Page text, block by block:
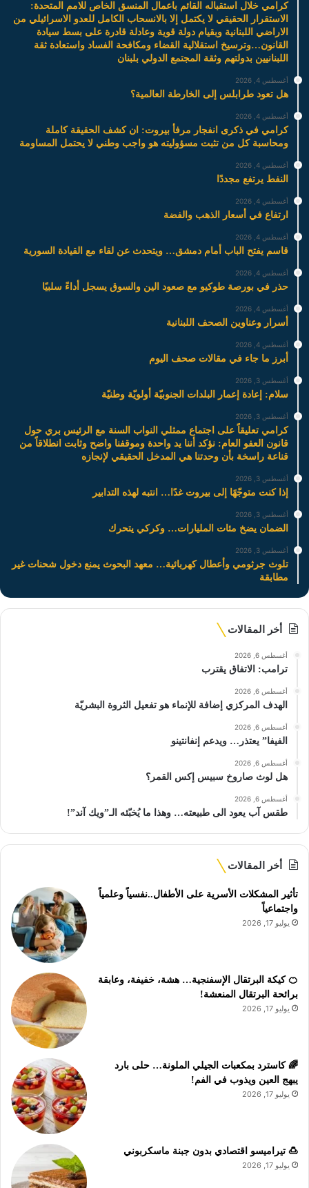
كرامي خلال استقباله القائم باعمال المنسق الخاص للامم المتحدة:
الاستقرار الحقيقي لا يكتمل إلا بالانسحاب الكامل للعدو الاسرائيلي من
الاراضي اللبنانية وبقيام دولة قوية وعادلة قادرة على بسط سيادة
القانون…وترسيخ استقلالية القضاء ومكافحة الفساد واستعادة ثقة
اللبنانيين بدولتهم وثقة المجتمع الدولي بلبنان
أغسطس 4, 2026
هل تعود طرابلس إلى الخارطة العالمية؟
أغسطس 4, 2026
كرامي في ذكرى انفجار مرفأ بيروت: ان كشف الحقيقة كاملة
ومحاسبة كل من تثبت مسؤوليته هو واجب وطني لا يحتمل المساومة
أغسطس 4, 2026
النفط يرتفع مجددًا
أغسطس 4, 2026
ارتفاع في أسعار الذهب والفضة
أغسطس 4, 2026
قاسم يفتح الباب أمام دمشق… ويتحدث عن لقاء مع القيادة السورية
أغسطس 4, 2026
حذر في بورصة طوكيو مع صعود الين والسوق يسجل أداءً سلبيًا
أغسطس 4, 2026
أسرار وعناوين الصحف اللبنانية
أغسطس 4, 2026
أبرز ما جاء في مقالات صحف اليوم
أغسطس 3, 2026
سلام: إعادة إعمار البلدات الجنوبيّة أولويّة وطنيّة
أغسطس 3, 2026
كرامي تعليقاً على اجتماع ممثلي النواب السنة مع الرئيس بري حول
قانون العفو العام: نؤكد أننا يد واحدة وموقفنا واضح وثابت انطلاقاً من
قناعة راسخة بأن وحدتنا هي المدخل الحقيقي لإنجازه
أغسطس 3, 2026
إذا كنت متوجّهًا إلى بيروت غدًا… انتبه لهذه التدابير
أغسطس 3, 2026
الضمان يضخ مئات المليارات… وكركي يتحرك
أغسطس 3, 2026
تلوث جرثومي وأعطال كهربائية… معهد البحوث يمنع دخول شحنات غير
مطابقة
أخر المقالات
أغسطس 6, 2026
ترامب: الاتفاق يقترب
أغسطس 6, 2026
الهدف المركزي إضافة للإنماء هو تفعيل الثروة البشريّة
أغسطس 6, 2026
الفيفا” يعتذر… ويدعم إنفانتينو
أغسطس 6, 2026
هل لوث صاروخ سبيس إكس القمر؟
أغسطس 6, 2026
طقس آب يعود الى طبيعته… وهذا ما يُخبّئه الـ”ويك آند”!
أخر المقالات
تأثير المشكلات الأسرية على الأطفال..نفسياً وعلمياً
واجتماعياً
يوليو 17, 2026
🍊 كيكة البرتقال الإسفنجية… هشة، خفيفة، وعابقة
برائحة البرتقال المنعشة!
يوليو 17, 2026
🌈 كاسترد بمكعبات الجيلي الملونة… حلى بارد
يبهج العين ويذوب في الفم!
يوليو 17, 2026
🍮 تيراميسو اقتصادي بدون جبنة ماسكربوني
يوليو 17, 2026